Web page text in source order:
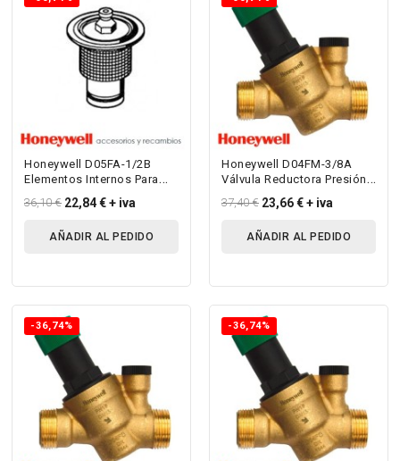
Honeywell D05FA-1/2B
Elementos Internos Para
D05 - Para D05Fs R ½” -1”
Sin...
36,10 € 22,84 €+ iva
AÑADIR AL PEDIDO
Honeywell D04FM-3/8A
Válvula Reductora Presión
Para Agua Hasta 70ºc
37,40 € 23,66 €+ iva
AÑADIR AL PEDIDO
-36,74% -36,74%